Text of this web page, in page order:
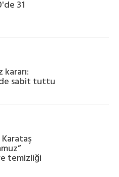
31
sabit tuttu
Karataş
temizliği